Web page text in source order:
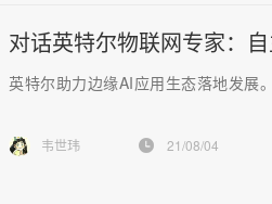
对话英特尔物联网专家：
英特尔助力边缘AI应用生态落地发展。
韦世玮 21/08/04